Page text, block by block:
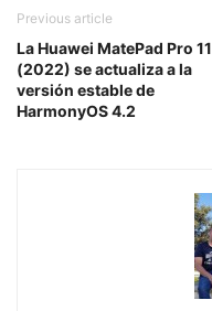
Previous article
La Huawei MatePad Pro 11
(2022) se actualiza a la
versión estable de
HarmonyOS 4.2